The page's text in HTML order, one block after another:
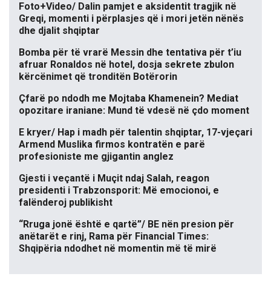
Foto+Video/ Dalin pamjet e aksidentit tragjik në
Greqi, momenti i përplasjes që i mori jetën nënës
dhe djalit shqiptar
Bomba për të vrarë Messin dhe tentativa për t’iu
afruar Ronaldos në hotel, dosja sekrete zbulon
kërcënimet që tronditën Botërorin
Çfarë po ndodh me Mojtaba Khamenein? Mediat
opozitare iraniane: Mund të vdesë në çdo moment
E kryer/ Hap i madh për talentin shqiptar, 17-vjeçari
Armend Muslika firmos kontratën e parë
profesioniste me gjigantin anglez
Gjesti i veçantë i Muçit ndaj Salah, reagon
presidenti i Trabzonsporit: Më emocionoi, e
falënderoj publikisht
“Rruga jonë është e qartë”/ BE nën presion për
anëtarët e rinj, Rama për Financial Times:
Shqipëria ndodhet në momentin më të mirë